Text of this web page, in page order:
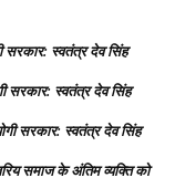
सरकार: स्वतंत्र देव सिंह
सरकार: स्वतंत्र देव सिंह
सरकार: स्वतंत्र देव सिंह
समाज के अंतिम व्यक्ति को